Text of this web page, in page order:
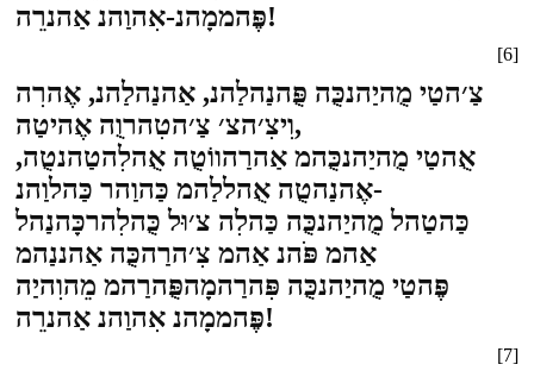
פֶּהממָהנ-אִהוַהנ אַהנרֵה!
[6]
צַ׳הטַי מֻהיַהנכֻּה פֻּהנַהלַהנ, אַהנַהלַהנ, אֶהרִה
וִיצִ׳הצ׳ צַ׳הטִהרוֻה אֶהיטַה,
אֻהטַי מֻהיַהנכֻּהמ אַהרַהווֹטֻה אֻהלִהטַהנטֻה,
אֶהנַהטֻה אֻהללַהמ כַּהוַהר כַּהלוַהנ-
כַּהטַהל מֻהיַהנכֻּה כַּהלִה צ׳וּל כֻּהלִהרכָּהנַהל
אַהמ פֹּהנ אַהמ צִ׳הרַהכֻּה אַהננַהמ
פֶּהטַי מֻהיַהנכֻּה פִּהרַהמָהפֻּהרַהמ מֵהוִהיַה
פֶּהממָהנ אִהוַהנ אַהנרֵה!
[7]